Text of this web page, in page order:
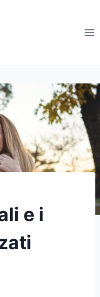
e i